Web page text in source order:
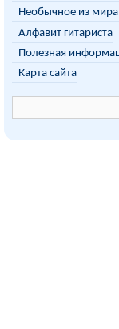
Необычное из мира
Алфавит гитариста
Полезная
Карта сайта